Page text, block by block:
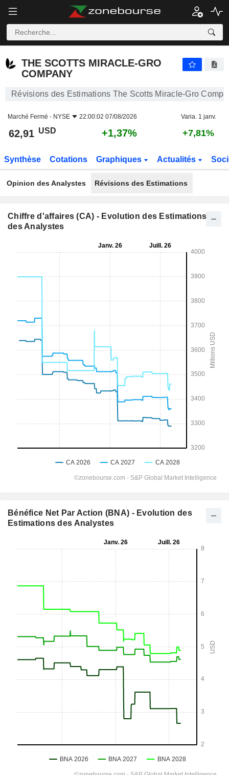
THE SCOTTS MIRACLE-GRO
COMPANY
Révisions des Estimations The Scotts Miracle-Gro
Marché Fermé - NYSE 22:00:02 07/08/2026 Varia. 1 janv.
62,91 USD +1,37% +7,81%
Synthèse Cotations Graphiques Actualités
Opinion des Analystes Révisions des Estimations
Chiffre d'affaires (CA) - Evolution des Estimations
des Analystes
Bénéfice Net Par Action (BNA) - Evolution des
Estimations des Analystes